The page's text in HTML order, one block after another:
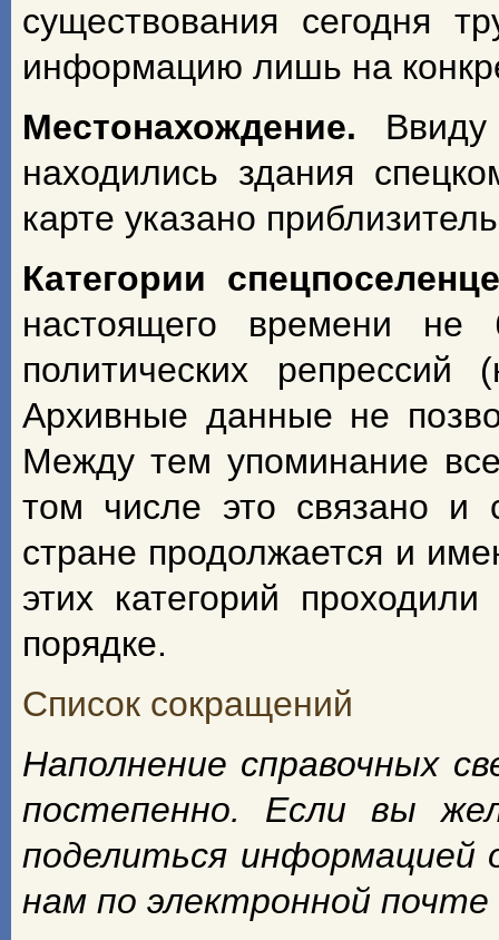
существования сегодня
информацию лишь на
Местонахождение.
находились здания
карте указано
Категории
настоящего времени не
политических
Архивные данные не
Между тем упоминание
том числе это связано и
стране продолжается и
этих категорий
порядке.
Список сокращений
Наполнение справочных
постепенно. Если вы
поделиться информацией
нам по электронной почте